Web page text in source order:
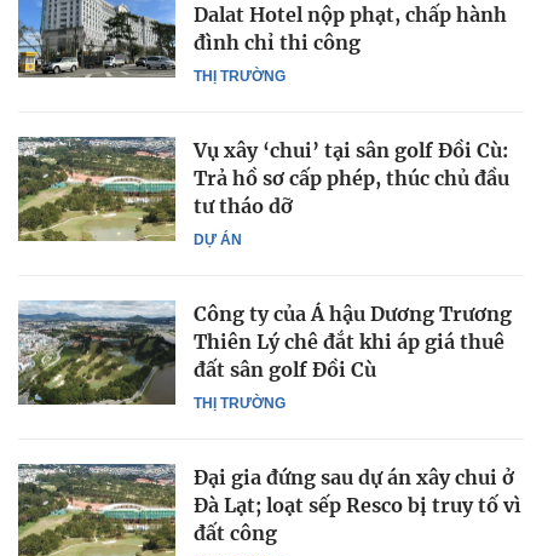
THỊ TRƯỜNG
Dalat Hotel nộp phạt, chấp hành
đình chỉ thi công
DỰ ÁN
Vụ xây ‘chui’ tại sân golf Đồi Cù:
Trả hồ sơ cấp phép, thúc chủ đầu
tư tháo dỡ
THỊ TRƯỜNG
Công ty của Á hậu Dương Trương
Thiên Lý chê đắt khi áp giá thuê
đất sân golf Đồi Cù
Đại gia đứng sau dự án xây chui ở
Đà Lạt; loạt sếp Resco bị truy tố vì
đất công